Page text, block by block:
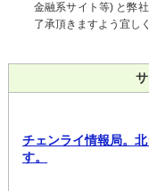
金融系サイト等) と弊
了承頂きますよう宜し
チェンライ情報局。
す。